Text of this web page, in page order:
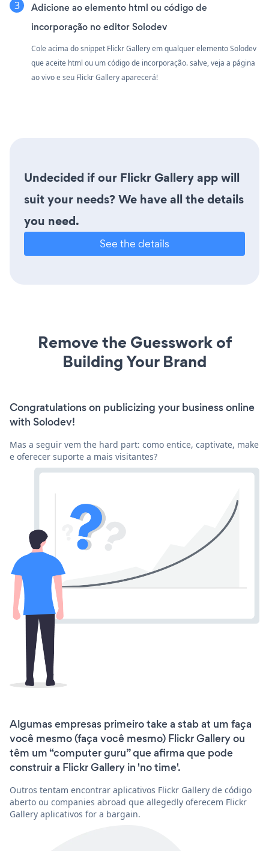
Adicione ao elemento html ou código de
incorporação no editor Solodev
Cole acima do snippet Flickr Gallery em qualquer elemento Solodev
que aceite html ou um código de incorporação. salve, veja a página
ao vivo e seu Flickr Gallery aparecerá!
Undecided if our Flickr Gallery app will
suit your needs? We have all the details
you need.
See the details
Remove the Guesswork of
Building Your Brand
Congratulations on publicizing your business online
with Solodev!
Mas a seguir vem the hard part: como entice, captivate, make
e oferecer suporte a mais visitantes?
Algumas empresas primeiro take a stab at um faça
você mesmo (faça você mesmo) Flickr Gallery ou
têm um “computer guru” que afirma que pode
construir a Flickr Gallery in 'no time'.
Outros tentam encontrar aplicativos Flickr Gallery de código
aberto ou companies abroad que allegedly oferecem Flickr
Gallery aplicativos for a bargain.